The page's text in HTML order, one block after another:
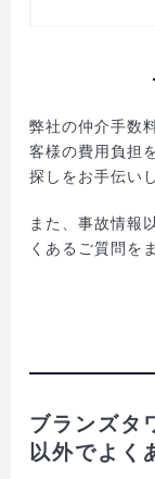
弊社の仲介手数
客様の費用負担
探しをお手伝い
また、事故情報
くあるご質問を
ブランズタ
以外でよく